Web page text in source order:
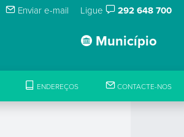
Enviar e-mail Ligue 292 648 700
Município
ENDEREÇOS CONTACTE-NOS